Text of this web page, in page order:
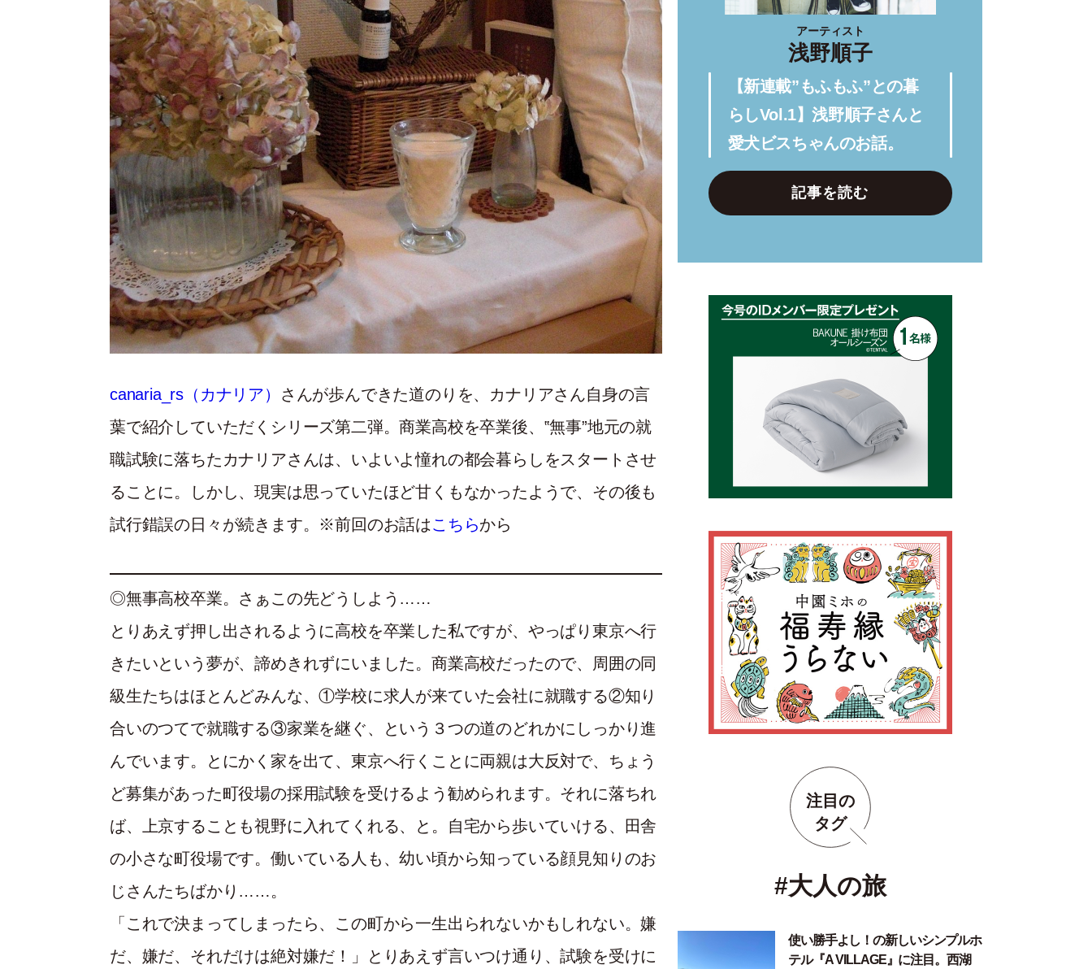
canaria_rs（カナリア） さんが歩んできた道のりを、カナリアさん自身の言
葉で紹介していただくシリーズ第二弾。商業高校を卒業後、‟無事”地元の就
職試験に落ちたカナリアさんは、いよいよ憧れの都会暮らしをスタートさせ
ることに。しかし、現実は思っていたほど甘くもなかったようで、その後も
試行錯誤の日々が続きます。※前回のお話はこちらから
◎無事高校卒業。さぁこの先どうしよう……
とりあえず押し出されるように高校を卒業した私ですが、やっぱり東京へ行
きたいという夢が、諦めきれずにいました。商業高校だったので、周囲の同
級生たちはほとんどみんな、①学校に求人が来ていた会社に就職する②知り
合いのつてで就職する③家業を継ぐ、という３つの道のどれかにしっかり進
んでいます。とにかく家を出て、東京へ行くことに両親は大反対で、ちょう
ど募集があった町役場の採用試験を受けるよう勧められます。それに落ちれ
ば、上京することも視野に入れてくれる、と。自宅から歩いていける、田舎
の小さな町役場です。働いている人も、幼い頃から知っている顔見知りのお
じさんたちばかり……。
「これで決まってしまったら、この町から一生出られないかもしれない。嫌
だ、嫌だ、それだけは絶対嫌だ！」とりあえず言いつけ通り、試験を受けに
アーティスト
浅野順子
【新連載”もふもふ”との暮
らしVol.1】浅野順子さんと
愛犬ビスちゃんのお話。
記事を読む
注目の
タグ
#大人の旅
使い勝手よし！の新しいシンプルホ
テル『A VILLAGE』に注目。西湖